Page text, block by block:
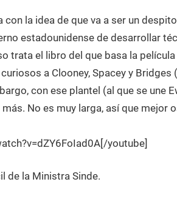
con la idea de que va a ser un
estadounidense de desarrollar
trata el libro del que basa la
a Clooney, Spacey y Bridges
con ese plantel (al que se une
No es muy larga, así que mejor
youtube]
de la Ministra Sinde.